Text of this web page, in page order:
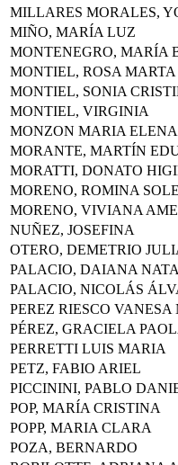
MILLARES MORALES,
MIÑO, MARÍA LUZ
MONTENEGRO, MARÍA
MONTIEL, ROSA MARTA
MONTIEL, SONIA
MONTIEL, VIRGINIA
MONZON MARIA ELENA
MORANTE, MARTÍN
MORATTI, DONATO
MORENO, ROMINA
MORENO, VIVIANA
NUÑEZ, JOSEFINA
OTERO, DEMETRIO
PALACIO, DAIANA
PALACIO, NICOLÁS
PEREZ RIESCO VANESA
PÉREZ, GRACIELA
PERRETTI LUIS MARIA
PETZ, FABIO ARIEL
PICCININI, PABLO
POP, MARÍA CRISTINA
POPP, MARIA CLARA
POZA, BERNARDO